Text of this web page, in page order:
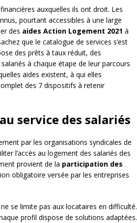
auxquelles ils ont droit. Les
pourtant accessibles à une large
des aides Action Logement 2021 à
que le catalogue de services s’est
des prêts à taux réduit, des
à chaque étape de leur parcours
aides existent, à qui elles
des 7 dispositifs à retenir
service des salariés
par les organisations syndicales de
l’accès au logement des salariés des
provient de la participation des
obligatoire versée par les entreprises
se limite pas aux locataires en difficulté.
profil dispose de solutions adaptées.